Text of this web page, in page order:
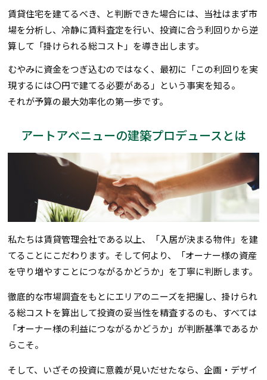
賃貸住宅を建てるべき、と判断できた場合には、当社はまず市
場を分析し、冷静に賃料査定を行い、投資に合う利回りから逆
算して「掛けられる総コスト」を導き出します。
むやみに資金をつぎ込むのではなく、最初に「この利回りを実
現するには〇円で建てる必要がある」という事実を知る。
それが予算の最大効率化の第一歩です。
アートアベニューの建築プロデュースとは
私たちは賃貸管理会社である以上、「入居が決まる物件」を建
てることにこだわります。そして何より、「オーナー様の資産
を守り増やすことにつながるかどうか」を丁寧に判断します。
徹底的な市場調査をもとにエリアのニーズを把握し、掛けられ
る総コストを算出して投資の妥当性を精査するのも、すべては
「オーナー様の利益につながるかどうか」が判断基準であるか
らこそ。
そして、いざその投資に意義が見いだせたなら、企画・デザイ